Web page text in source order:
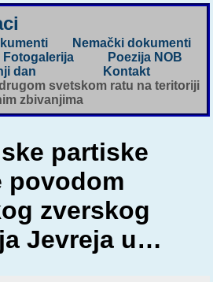
Nemački dokumenti
Fotogalerija
Poezija NOB
dan
Kontakt
svetskom ratu na teritoriji
zbivanjima
partiske
povodom
zverskog
Jevreja u…